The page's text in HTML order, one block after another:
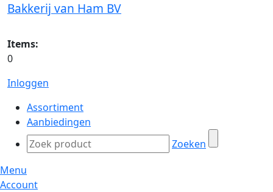
Bakkerij van Ham BV
Items:
0
Inloggen
Assortiment
Aanbiedingen
Zoeken
Menu
Account